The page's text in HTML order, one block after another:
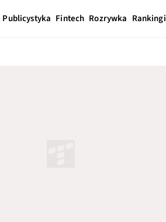
Publicystyka Fintech Rozrywka Rankingi